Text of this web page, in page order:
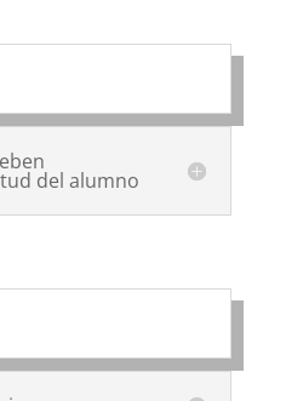
del alumno